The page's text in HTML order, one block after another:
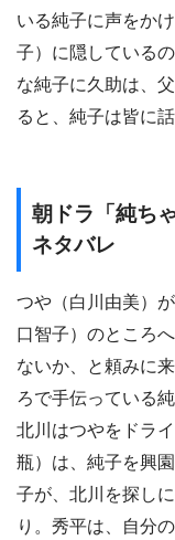
いる純子に声をか
子）に隠している
な純子に久助は、
ると、純子は皆に
朝ドラ「純ち
ネタバレ
つや（白川由美）
口智子）のところ
ないか、と頼みに
ろで手伝っている
北川はつやをドラ
瓶）は、純子を興
子が、北川を探し
り。秀平は、自分